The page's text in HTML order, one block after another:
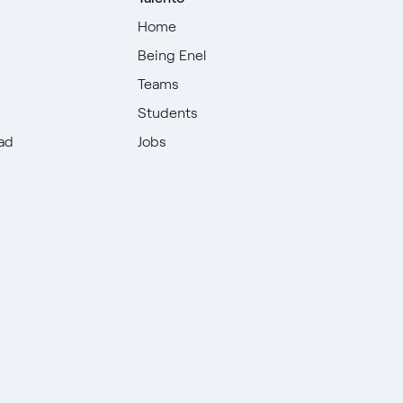
Home
Being Enel
Teams
Students
Jobs